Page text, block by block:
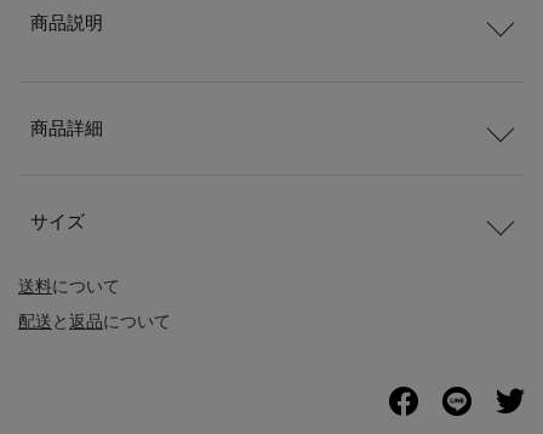
送料について
配送と返品について
商品説明
商品詳細
サイズ